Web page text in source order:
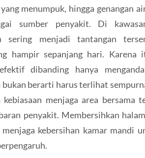
menumpuk, hingga genangan
sumber penyakit. Di
sering menjadi tantangan
hampir sepanjang hari. Karena
dibanding hanya
berarti harus terlihat
kebiasaan menjaga area bersama
penyakit. Membersihkan
kebersihan kamar mandi